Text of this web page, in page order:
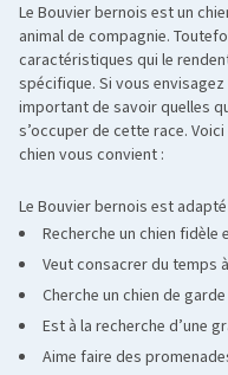
Le Bouvier bernois est un
animal de compagnie.
caractéristiques qui le
spécifique. Si vous
important de savoir quelles
s’occuper de cette race.
chien vous convient :
Le Bouvier bernois est
Recherche un chien fidèle
Veut consacrer du temps
Cherche un chien de
Est à la recherche d’une
Aime faire des